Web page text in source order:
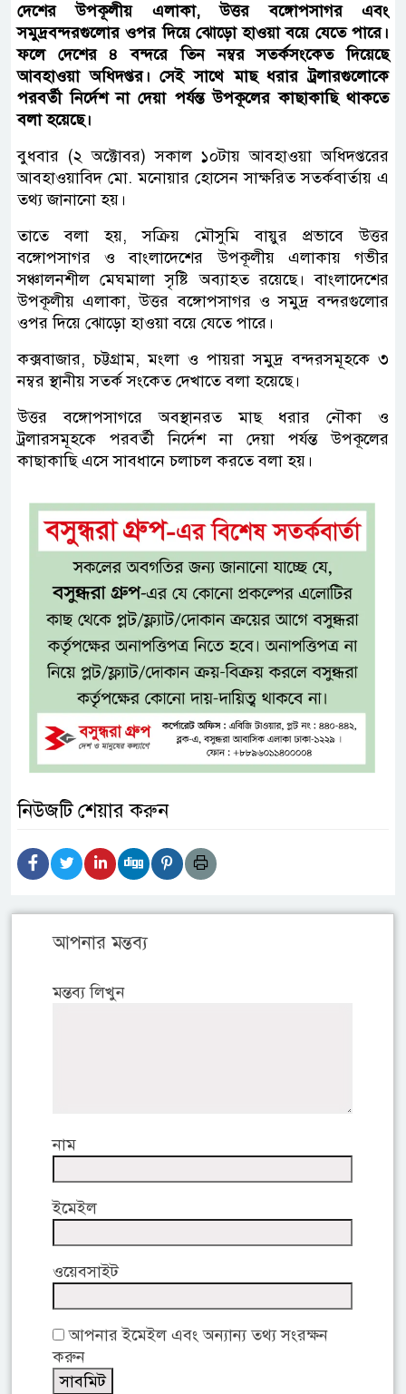
দেশের উপকূলীয় এলাকা, উত্তর বঙ্গোপসাগর এবং
সমুদ্রবন্দরগুলোর ওপর দিয়ে ঝোড়ো হাওয়া বয়ে যেতে পারে।
ফলে দেশের ৪ বন্দরে তিন নম্বর সতর্কসংকেত দিয়েছে
আবহাওয়া অধিদপ্তর। সেই সাথে মাছ ধরার ট্রলারগুলোকে
পরবর্তী নির্দেশ না দেয়া পর্যন্ত উপকূলের কাছাকাছি থাকতে
বলা হয়েছে।
বুধবার (২ অক্টোবর) সকাল ১০টায় আবহাওয়া অধিদপ্তরের
আবহাওয়াবিদ মো. মনোয়ার হোসেন সাক্ষরিত সতর্কবার্তায় এ
তথ্য জানানো হয়।
তাতে বলা হয়, সক্রিয় মৌসুমি বায়ুর প্রভাবে উত্তর
বঙ্গোপসাগর ও বাংলাদেশের উপকূলীয় এলাকায় গভীর
সঞ্চালনশীল মেঘমালা সৃষ্টি অব্যাহত রয়েছে। বাংলাদেশের
উপকূলীয় এলাকা, উত্তর বঙ্গোপসাগর ও সমুদ্র বন্দরগুলোর
ওপর দিয়ে ঝোড়ো হাওয়া বয়ে যেতে পারে।
কক্সবাজার, চট্টগ্রাম, মংলা ও পায়রা সমুদ্র বন্দরসমূহকে ৩
নম্বর স্থানীয় সতর্ক সংকেত দেখাতে বলা হয়েছে।
উত্তর বঙ্গোপসাগরে অবস্থানরত মাছ ধরার নৌকা ও
ট্রলারসমূহকে পরবর্তী নির্দেশ না দেয়া পর্যন্ত উপকূলের
কাছাকাছি এসে সাবধানে চলাচল করতে বলা হয়।
নিউজটি শেয়ার করুন
আপনার মন্তব্য
মন্তব্য লিখুন
নাম
ইমেইল
ওয়েবসাইট
আপনার ইমেইল এবং অন্যান্য তথ্য সংরক্ষন
করুন